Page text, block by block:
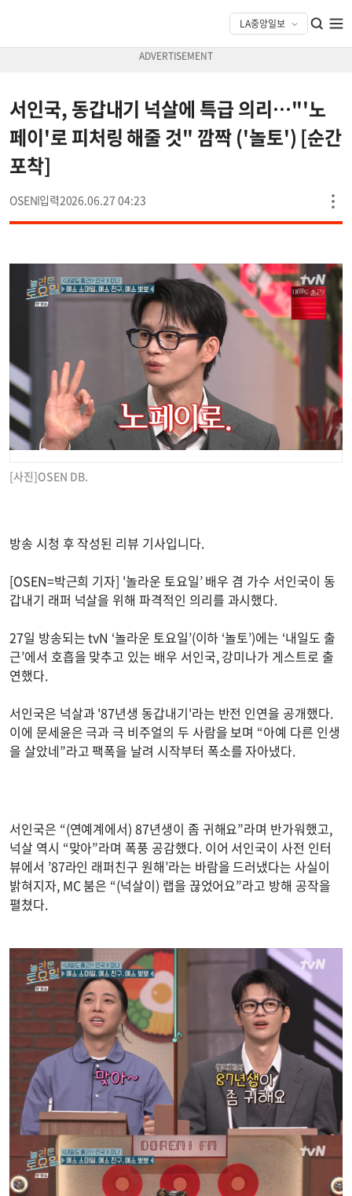
서인국, 동갑내기 넉살에 특급 의리…"'노
페이'로 피처링 해줄 것" 깜짝 ('놀토') [순간
포착]
OSEN 2026.06.27 04:23
[사진]OSEN DB.
방송 시청 후 작성된 리뷰 기사입니다.
[OSEN=박근희 기자] '놀라운 토요일’ 배우 겸 가수 서인국이 동
갑내기 래퍼 넉살을 위해 파격적인 의리를 과시했다.
27일 방송되는 tvN ‘놀라운 토요일’(이하 ‘놀토’)에는 ‘내일도 출
근’에서 호흡을 맞추고 있는 배우 서인국, 강미나가 게스트로 출
연했다.
서인국은 넉살과 '87년생 동갑내기'라는 반전 인연을 공개했다.
이에 문세윤은 극과 극 비주얼의 두 사람을 보며 “아예 다른 인생
을 살았네”라고 팩폭을 날려 시작부터 폭소를 자아냈다.
서인국은 “(연예계에서) 87년생이 좀 귀해요”라며 반가워했고,
넉살 역시 “맞아”라며 폭풍 공감했다. 이어 서인국이 사전 인터
뷰에서 ’87라인 래퍼친구 원해’라는 바람을 드러냈다는 사실이
밝혀지자, MC 붐은 “(넉살이) 랩을 끊었어요”라고 방해 공작을
펼쳤다.